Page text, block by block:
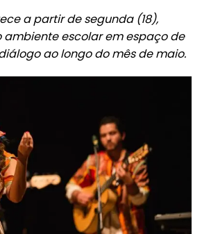
a partir de segunda (18),
ambiente escolar em espaço de
ao longo do mês de maio.